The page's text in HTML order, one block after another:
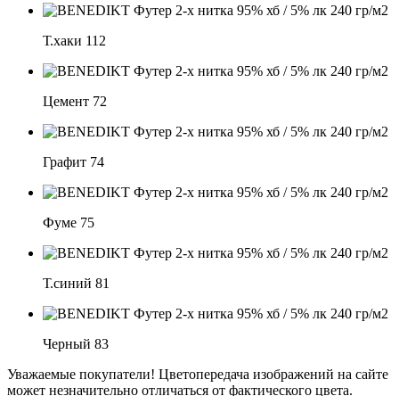
Т.хаки 112
Цемент 72
Графит 74
Фуме 75
Т.синий 81
Черный 83
Уважаемые покупатели! Цветопередача изображений на сайте
может незначительно отличаться от фактического цвета.